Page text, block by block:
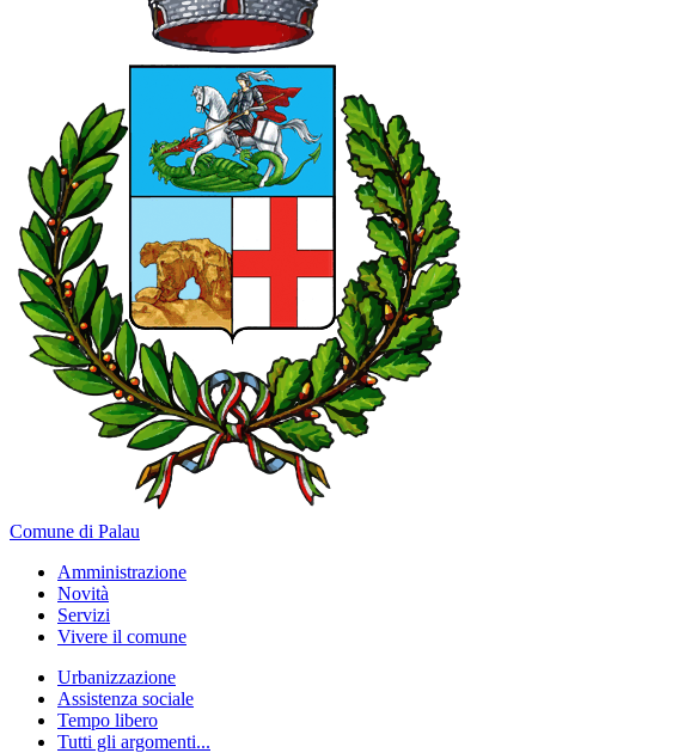
Comune di Palau
Amministrazione
Novità
Servizi
Vivere il comune
Urbanizzazione
Assistenza sociale
Tempo libero
Tutti gli argomenti...